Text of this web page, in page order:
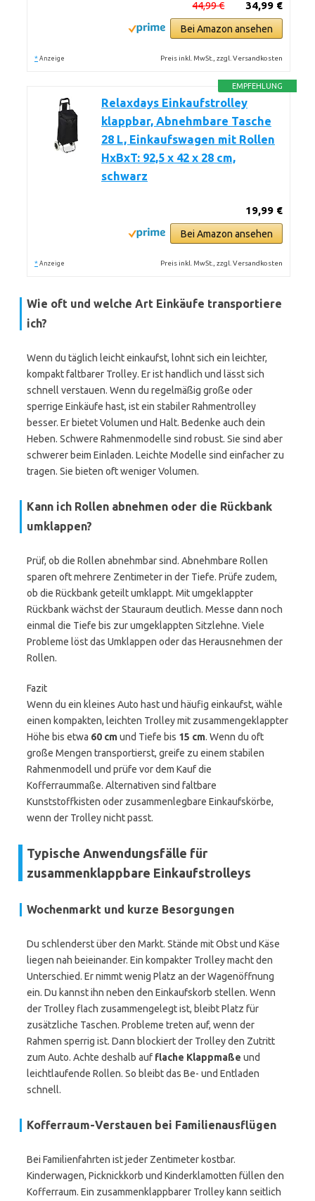
34,99 €
44,99 €
Bei Amazon ansehen
* Anzeige Preis inkl. MwSt., zzgl. Versandkosten
EMPFEHLUNG
Relaxdays Einkaufstrolley
klappbar, Abnehmbare Tasche
28 L, Einkaufswagen mit Rollen
HxBxT: 92,5 x 42 x 28 cm,
schwarz
19,99 €
Bei Amazon ansehen
* Anzeige Preis inkl. MwSt., zzgl. Versandkosten
Wie oft und welche Art Einkäufe transportiere
ich?
Wenn du täglich leicht einkaufst, lohnt sich ein leichter,
kompakt faltbarer Trolley. Er ist handlich und lässt sich
schnell verstauen. Wenn du regelmäßig große oder
sperrige Einkäufe hast, ist ein stabiler Rahmentrolley
besser. Er bietet Volumen und Halt. Bedenke auch dein
Heben. Schwere Rahmenmodelle sind robust. Sie sind aber
schwerer beim Einladen. Leichte Modelle sind einfacher zu
tragen. Sie bieten oft weniger Volumen.
Kann ich Rollen abnehmen oder die Rückbank
umklappen?
Prüf, ob die Rollen abnehmbar sind. Abnehmbare Rollen
sparen oft mehrere Zentimeter in der Tiefe. Prüfe zudem,
ob die Rückbank geteilt umklappt. Mit umgeklappter
Rückbank wächst der Stauraum deutlich. Messe dann noch
einmal die Tiefe bis zur umgeklappten Sitzlehne. Viele
Probleme löst das Umklappen oder das Herausnehmen der
Rollen.
Fazit
Wenn du ein kleines Auto hast und häufig einkaufst, wähle
einen kompakten, leichten Trolley mit zusammengeklappter
Höhe bis etwa 60 cmund Tiefe bis 15 cm. Wenn du oft
große Mengen transportierst, greife zu einem stabilen
Rahmenmodell und prüfe vor dem Kauf die
Kofferraummaße. Alternativen sind faltbare
Kunststoffkisten oder zusammenlegbare Einkaufskörbe,
wenn der Trolley nicht passt.
Typische Anwendungsfälle für
zusammenklappbare Einkaufstrolleys
Wochenmarkt und kurze Besorgungen
Du schlenderst über den Markt. Stände mit Obst und Käse
liegen nah beieinander. Ein kompakter Trolley macht den
Unterschied. Er nimmt wenig Platz an der Wagenöffnung
ein. Du kannst ihn neben den Einkaufskorb stellen. Wenn
der Trolley flach zusammengelegt ist, bleibt Platz für
zusätzliche Taschen. Probleme treten auf, wenn der
Rahmen sperrig ist. Dann blockiert der Trolley den Zutritt
zum Auto. Achte deshalb auf flache Klappmaße und
leichtlaufende Rollen. So bleibt das Be- und Entladen
schnell.
Kofferraum-Verstauen bei Familienausflügen
Bei Familienfahrten ist jeder Zentimeter kostbar.
Kinderwagen, Picknickkorb und Kinderklamotten füllen den
Kofferraum. Ein zusammenklappbarer Trolley kann seitlich